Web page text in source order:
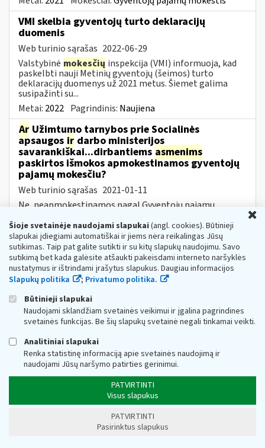
VMI skelbia gyventojų turto deklaracijų
duomenis
Web turinio sąrašas 2022-06-29
Valstybinė mokesčių inspekcija (VMI) informuoja, kad
paskelbti nauji Metinių gyventojų (šeimos) turto
deklaracijų duomenys už 2021 metus. Šiemet galima
susipažinti su...
Metai: 2022 Pagrindinis: Naujiena
Ar Užimtumo tarnybos prie Socialinės
apsaugos ir darbo ministerijos
savarankiškai...dirbantiems asmenims
paskirtos išmokos apmokestinamos gyventojų
pajamų mokesčiu?
Web turinio sąrašas 2021-01-11
Ne, neapmokestinamos pagal Gyventojų pajamų
Užimtumo tarnybos paskirtos savarankiškai
dirbantiemsasmenimsišmokos...
DUK:DUK - COVID-19 vykdantiems veiklą
Informacinis pranešimas dėl VMI prie FM
viršininko 2023 m. balandžio 4 d. įsakymo Nr.
VA-23 „Dėl VMI prie FM viršininko 2022 m.
gruodžio 23 d. įsakymo Nr. VA-95 „Dėl
informacijos apie platformose vykdomas
veiklas teikimo VMI taisyklių patvirtinimo“
pakeitimo“
Web turinio sąrašas 2023-04-06
Informuojame, jog VMI prie FM[1], atsižvelgusi į
papildomai pateiktas pastabas Direktyvos (ES)
nacionalinių teisės aktų atitikties
Kuriais atvejais privaloma / neprivaloma
Šioje svetainėje naudojami slapukai(angl. cookies). Būtinieji
slapukai įdiegiami automatiškai ir jiems nėra reikalingas Jūsų
sutikimas. Taip pat galite sutikti ir su kitų slapukų naudojimu. Savo
sutikimą bet kada galėsite atšaukti pakeisdami interneto naršyklės
nustatymus ir ištrindami įrašytus slapukus. Daugiau informacijos
Slapukų politika
; Privatumo politika.
Būtinieji slapukai
Naudojami sklandžiam svetainės veikimui ir įgalina pagrindines
svetainės funkcijas. Be šių slapukų svetainė negali tinkamai veikti.
Analitiniai slapukai
Renka statistinę informaciją apie svetainės naudojimą ir
naudojami Jūsų naršymo patirties gerinimui.
PATVIRTINTI
Visus slapukus
PATVIRTINTI
Pasirinktus slapukus